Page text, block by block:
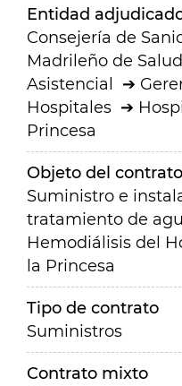
Entidad
Consejería de
Madrileño de Salud
Asistencial
Hospitales
Princesa
Objeto del contrato
Suministro e
tratamiento de
Hemodiálisis del
la Princesa
Tipo de contrato
Suministros
Contrato mixto